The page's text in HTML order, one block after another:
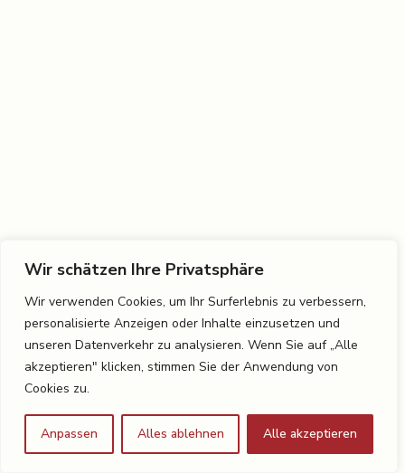
Wir schätzen Ihre Privatsphäre
Wir verwenden Cookies, um Ihr Surferlebnis zu verbessern,
personalisierte Anzeigen oder Inhalte einzusetzen und
unseren Datenverkehr zu analysieren. Wenn Sie auf „Alle
akzeptieren" klicken, stimmen Sie der Anwendung von
Cookies zu.
Anpassen Alles ablehnen Alle akzeptieren